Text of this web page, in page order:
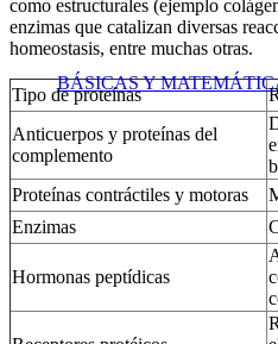
BÁSICAS Y
como estructurales (ejemplo
enzimas que catalizan diversas
homeostasis, entre muchas otras.
Tipo de proteínas
Anticuerpos y proteínas del
complemento
Proteínas contráctiles y motoras
Enzimas
Hormonas peptídicas